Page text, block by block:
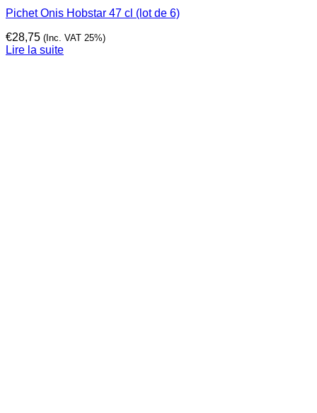
Pichet Onis Hobstar 47 cl (lot de 6)
€28,75 (Inc. VAT 25%)
Lire la suite